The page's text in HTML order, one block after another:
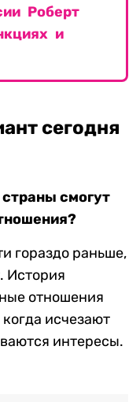
Роберт
и
сегодня
смогут
гораздо раньше,
История
отношения
исчезают
интересы.